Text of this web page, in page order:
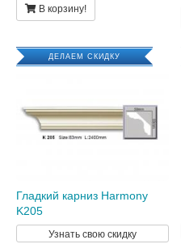
В корзину!
ДЕЛАЕМ СКИДКУ
Гладкий карниз Harmony
K205
Узнать свою скидку